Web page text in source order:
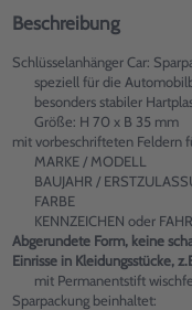
Beschreibung
Schlüsselanhänger Car:
speziell für die
besonders stabiler
Größe: H 70 x B 35 mm
mit vorbeschrifteten Feldern
MARKE / MODELL
BAUJAHR /
FARBE
KENNZEICHEN oder
Abgerundete Form, keine
Einrisse in Kleidungsstücke,
mit Permanentstift
Sparpackung beinhaltet: